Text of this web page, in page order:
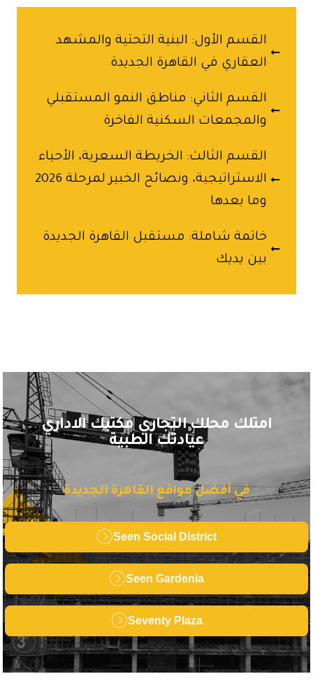
القسم الأول: البنية التحتية والمشهد
العقاري في القاهرة الجديدة
القسم الثاني: مناطق النمو المستقبلي
والمجمعات السكنية الفاخرة
القسم الثالث: الخريطة السعرية، الأحياء
الاستراتيجية، ونصائح الخبير لمرحلة 2026
وما بعدها
خاتمة شاملة: مستقبل القاهرة الجديدة
بين يديك
امتلك محلك التجاري مكتبك الاداري
عيادتك الطبية
في أفضل مواقع القاهرة الجديدة
Seen Social District
Seen Gardenia
Seventy Plaza